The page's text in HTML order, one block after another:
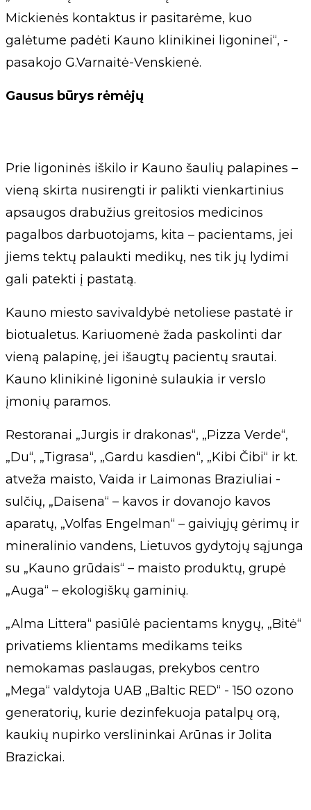
Mickienės kontaktus ir pasitarėme, kuo
galėtume padėti Kauno klinikinei ligoninei“, -
pasakojo G.Varnaitė-Venskienė.
Gausus būrys rėmėjų
Prie ligoninės iškilo ir Kauno šaulių palapines –
vieną skirta nusirengti ir palikti vienkartinius
apsaugos drabužius greitosios medicinos
pagalbos darbuotojams, kita – pacientams, jei
jiems tektų palaukti medikų, nes tik jų lydimi
gali patekti į pastatą.
Kauno miesto savivaldybė netoliese pastatė ir
biotualetus. Kariuomenė žada paskolinti dar
vieną palapinę, jei išaugtų pacientų srautai.
Kauno klinikinė ligoninė sulaukia ir verslo
įmonių paramos.
Restoranai „Jurgis ir drakonas“, „Pizza Verde“,
„Du“, „Tigrasa“, „Gardu kasdien“, „Kibi Čibi“ ir kt.
atveža maisto, Vaida ir Laimonas Braziuliai -
sulčių, „Daisena“ – kavos ir dovanojo kavos
aparatų, „Volfas Engelman“ – gaiviųjų gėrimų ir
mineralinio vandens, Lietuvos gydytojų sąjunga
su „Kauno grūdais“ – maisto produktų, grupė
„Auga“ – ekologiškų gaminių.
„Alma Littera“ pasiūlė pacientams knygų, „Bitė“
privatiems klientams medikams teiks
nemokamas paslaugas, prekybos centro
„Mega“ valdytoja UAB „Baltic RED“ - 150 ozono
generatorių, kurie dezinfekuoja patalpų orą,
kaukių nupirko verslininkai Arūnas ir Jolita
Brazickai.